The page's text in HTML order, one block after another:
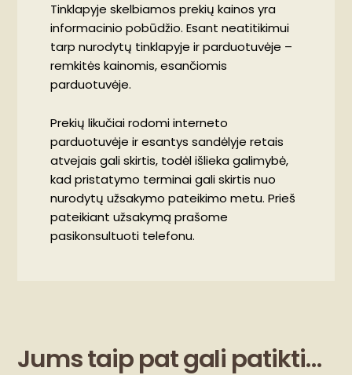
Tinklapyje skelbiamos prekių kainos yra
informacinio pobūdžio. Esant neatitikimui
tarp nurodytų tinklapyje ir parduotuvėje –
remkitės kainomis, esančiomis
parduotuvėje.
Prekių likučiai rodomi interneto
parduotuvėje ir esantys sandėlyje retais
atvejais gali skirtis, todėl išlieka galimybė,
kad pristatymo terminai gali skirtis nuo
nurodytų užsakymo pateikimo metu. Prieš
pateikiant užsakymą prašome
pasikonsultuoti telefonu.
Jums taip pat gali patikti…